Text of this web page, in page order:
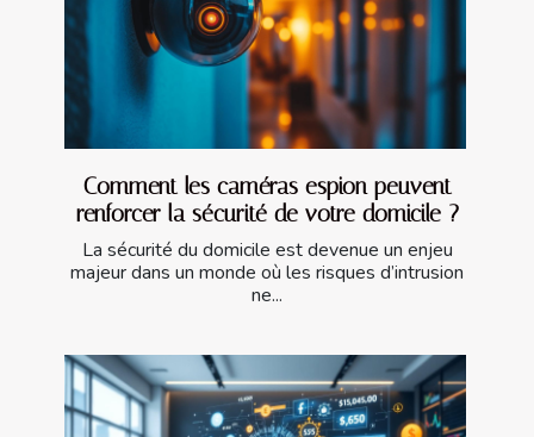
Comment les caméras espion peuvent
renforcer la sécurité de votre domicile ?
La sécurité du domicile est devenue un enjeu
majeur dans un monde où les risques d’intrusion
ne...